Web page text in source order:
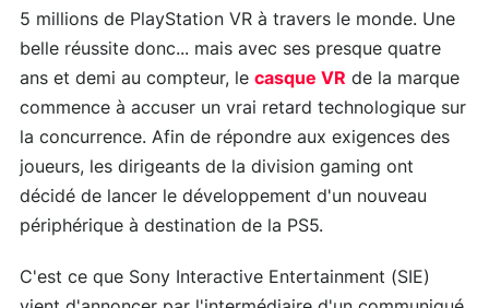
5 millions de PlayStation VR à travers le monde. Une
belle réussite donc... mais avec ses presque quatre
ans et demi au compteur, le casque VR de la marque
commence à accuser un vrai retard technologique sur
la concurrence. Afin de répondre aux exigences des
joueurs, les dirigeants de la division gaming ont
décidé de lancer le développement d'un nouveau
périphérique à destination de la PS5.
C'est ce que Sony Interactive Entertainment (SIE)